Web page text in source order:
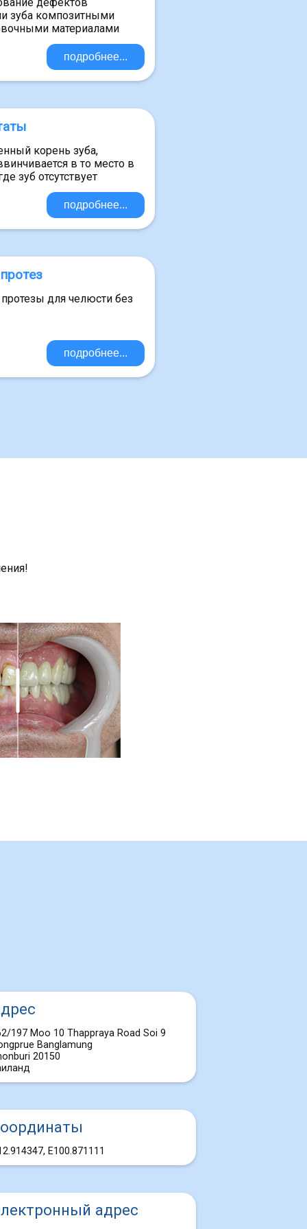
зуба композитными
материалами
подробнее...
корень зуба,
в то место в
зуб отсутствует
подробнее...
для челюсти без
подробнее...
197 Moo 10 Thappraya Road Soi 9
Banglamung
20150
E100.871111
адрес